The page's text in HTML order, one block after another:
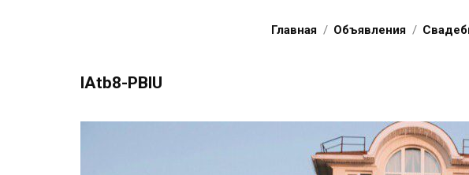
Главная Объявления
lAtb8-PBlU